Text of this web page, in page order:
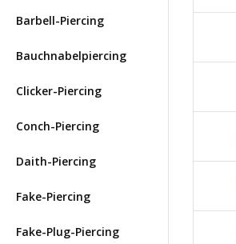
Barbell-Piercing
Bauchnabelpiercing
Clicker-Piercing
Conch-Piercing
Daith-Piercing
Fake-Piercing
Fake-Plug-Piercing